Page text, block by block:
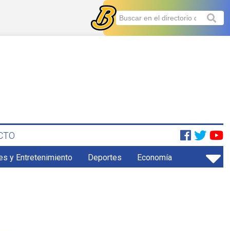
y Entretenimiento Deportes Economía